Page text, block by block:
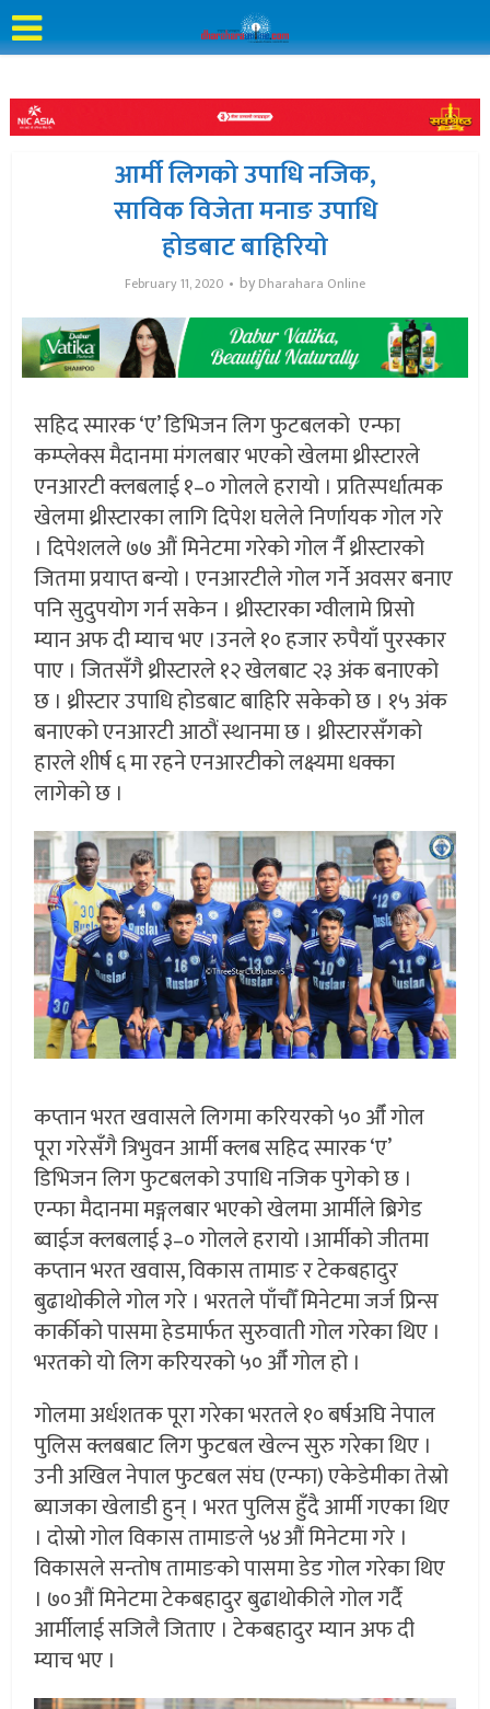
आर्मी लिगको उपाधि नजिक,
साविक विजेता मनाङ उपाधि
होडबाट बाहिरियो
February 11, 2020 by Dharahara Online
सहिद स्मारक ‘ए’ डिभिजन लिग फुटबलको एन्फा
कम्प्लेक्स मैदानमा मंगलबार भएको खेलमा थ्रीस्टारले
एनआरटी क्लबलाई १–० गोलले हरायो । प्रतिस्पर्धात्मक
खेलमा थ्रीस्टारका लागि दिपेश घलेले निर्णायक गोल गरे
। दिपेशलले ७७ औं मिनेटमा गरेको गोल र्नै थ्रीस्टारको
जितमा प्रयाप्त बन्यो । एनआरटीले गोल गर्ने अवसर बनाए
पनि सुदुपयोग गर्न सकेन । थ्रीस्टारका ग्वीलामे प्रिसो
म्यान अफ दी म्याच भए ।उनले १० हजार रुपैयाँ पुरस्कार
पाए । जितसँगै थ्रीस्टारले १२ खेलबाट २३ अंक बनाएको
छ । थ्रीस्टार उपाधि होडबाट बाहिरि सकेको छ । १५ अंक
बनाएको एनआरटी आठौं स्थानमा छ । थ्रीस्टारसँगको
हारले शीर्ष ६ मा रहने एनआरटीको लक्ष्यमा धक्का
लागेको छ ।
कप्तान भरत खवासले लिगमा करियरको ५० औँ गोल
पूरा गरेसँगै त्रिभुवन आर्मी क्लब सहिद स्मारक ‘ए’
डिभिजन लिग फुटबलको उपाधि नजिक पुगेको छ ।
एन्फा मैदानमा मङ्गलबार भएको खेलमा आर्मीले ब्रिगेड
ब्वाईज क्लबलाई ३–० गोलले हरायो ।आर्मीको जीतमा
कप्तान भरत खवास, विकास तामाङ र टेकबहादुर
बुढाथोकीले गोल गरे । भरतले पाँचौँ मिनेटमा जर्ज प्रिन्स
कार्कीको पासमा हेडमार्फत सुरुवाती गोल गरेका थिए ।
भरतको यो लिग करियरको ५० औँ गोल हो ।
गोलमा अर्धशतक पूरा गरेका भरतले १० बर्षअघि नेपाल
पुलिस क्लबबाट लिग फुटबल खेल्न सुरु गरेका थिए ।
उनी अखिल नेपाल फुटबल संघ (एन्फा) एकेडेमीका तेस्रो
ब्याजका खेलाडी हुन् । भरत पुलिस हुँदै आर्मी गएका थिए
। दोस्रो गोल विकास तामाङले ५४औं मिनेटमा गरे ।
विकासले सन्तोष तामाङको पासमा डेड गोल गरेका थिए
। ७०औं मिनेटमा टेकबहादुर बुढाथोकीले गोल गर्दै
आर्मीलाई सजिलै जिताए । टेकबहादुर म्यान अफ दी
म्याच भए ।